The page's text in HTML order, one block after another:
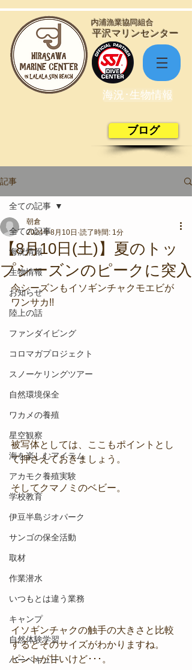
​平沢マリンセンター
​内浦漁業協同組合
海況･生物情報
ブログ
記事
全ての記事
海況情報
生物情報
お知らせ
陸上の話
ファンダイビング
コロマガプロジェクト
スノーケリングツアー
自然環境保全
ワカメの養殖
星空観察
海を楽しむアイテム
アカモク養殖実験
学校教育
伊豆半島ジオパーク
サンゴの保全活動
取材
作業潜水
いつもとは違う業務
キャンプ
自然体験学習
バーベキュー
全ての記事
【8月10日(土)】夏のトッ
プシーズンのピークに突入
朝倉
2024年8月10日 読了時間: 1分
今シーズンもイソギンチャクモエビが
ワンサカ!!
被写体としては、ここもポイントとし
て押さえておきましょう。
そしてクマノミのベビー。
イソギンチャクの触手の大きさと比較
するとそのサイズがわかりますね。
ピントが甘いけど･･･。